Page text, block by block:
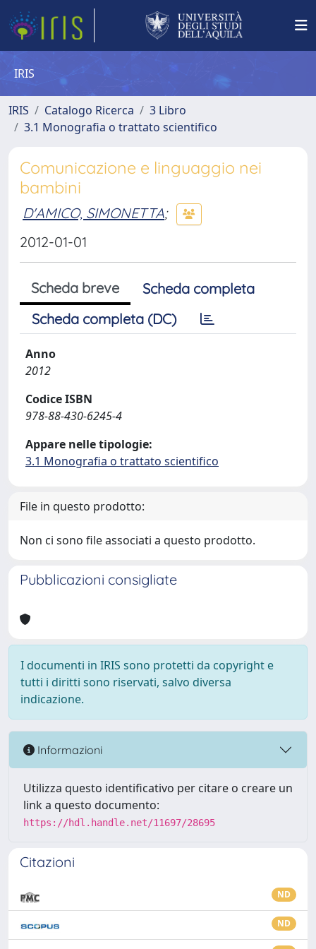
IRIS
IRIS Catalogo Ricerca
3 Libro
3.1 Monografia o trattato scientifico
Comunicazione e linguaggio nei
bambini
D'AMICO, SIMONETTA;
2012-01-01
Scheda breve
Scheda completa
Scheda completa (DC)
Anno
2012
Codice ISBN
978-88-430-6245-4
Appare nelle tipologie:
3.1 Monografia o trattato scientifico
File in questo prodotto:
Non ci sono file associati a questo prodotto.
Pubblicazioni consigliate
I documenti in IRIS sono protetti da copyright e
tutti i diritti sono riservati, salvo diversa
indicazione.
Informazioni
Utilizza questo identificativo per citare o creare un
link a questo documento:
https://hdl.handle.net/11697/28695
Citazioni
ND
ND